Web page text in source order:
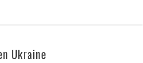
Ukraine